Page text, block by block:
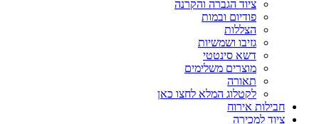
ציוד הגברה והקרנה
פודיום ובמות
הצללות
גזיבו ושמשיות
דשא סינטטי
מוצרים משלימים
תאורה
לקטלוג המלא לחצו כאן
חבילות אירוח
ציוד למכירה